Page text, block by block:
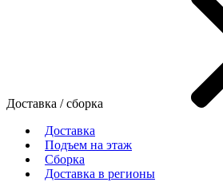
Доставка / сборка
Доставка
Подъем на этаж
Сборка
Доставка в регионы